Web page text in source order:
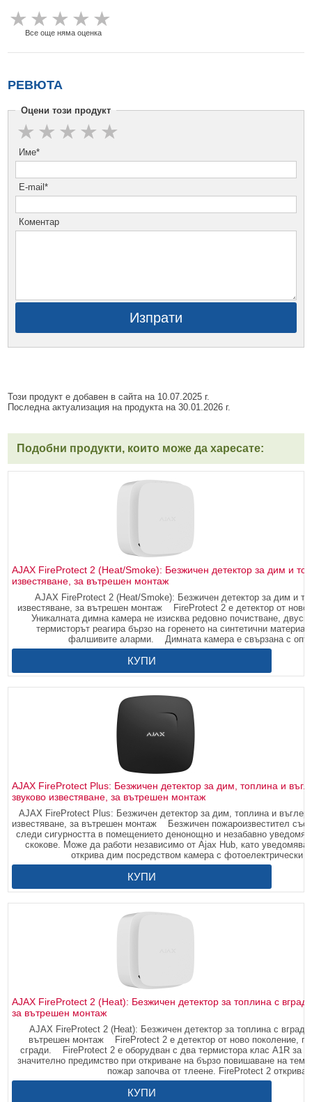
Все още няма оценка
РЕВЮТА
Оцени този продукт
Име*
E-mail*
Коментар
Изпрати
Този продукт е добавен в сайта на 10.07.2025 г.
Последна актуализация на продукта на 30.01.2026 г.
Подобни продукти, които може да харесате:
AJAX FireProtect 2 (Heat/Smoke): Безжичен детектор за дим и
известяване, за вътрешен монтаж
AJAX FireProtect 2 (Heat/Smoke): Безжичен детектор за дим и
известяване, за вътрешен монтаж FireProtect 2 е детектор от ново
Уникалната димна камера не изисква редовно почистване,
термисторът реагира бързо на горенето на синтетични
фалшивите аларми. Димната камера е свързана с
КУПИ
AJAX FireProtect Plus: Безжичен детектор за дим, топлина и
звуково известяване, за вътрешен монтаж
AJAX FireProtect Plus: Безжичен детектор за дим, топлина и
известяване, за вътрешен монтаж Безжичен пожароизвестител със
следи сигурността в помещението денонощно и незабавно
скокове. Може да работи независимо от Ajax Hub, като уведомява
открива дим посредством камера с фотоелектрически
КУПИ
AJAX FireProtect 2 (Heat): Безжичен детектор за топлина с
за вътрешен монтаж
AJAX FireProtect 2 (Heat): Безжичен детектор за топлина с
вътрешен монтаж FireProtect 2 е детектор от ново поколение,
сгради. FireProtect 2 е оборудван с два термистора клас A1R за
значително предимство при откриване на бързо повишаване на
пожар започва от тлеене. FireProtect 2
КУПИ